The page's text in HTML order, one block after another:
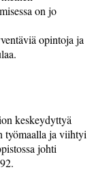
on jo
opintoja ja
keskeydyttyä
työmaalla ja viihtyi
johti